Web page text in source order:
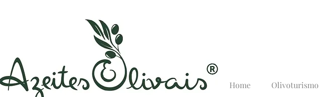
Home Olivoturismo